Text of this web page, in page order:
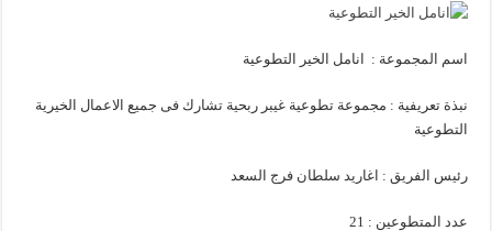
اسم المجموعة : انامل الخير التطوعية
نبذة تعريفية : مجموعة تطوعية غيبر ربحية تشارك فى جميع الاعمال الخيرية
التطوعية
رئيس الفريق : اغاريد سلطان فرج السعد
عدد المتطوعين : 21